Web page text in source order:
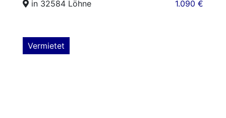
in 32584 Löhne 1.090 €
Vermietet